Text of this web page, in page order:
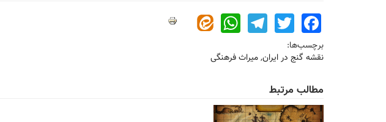
Facebook
Twitter
Telegram
WhatsApp
برچسب‌ها:
نقشه گنج در ایران,میراث فرهنگی
مطالب مرتبط